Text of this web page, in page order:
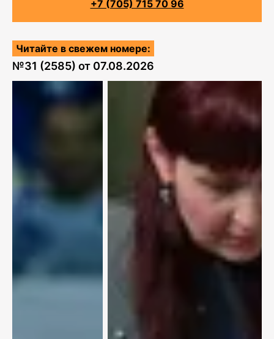
+7 (705) 715 70 96
Читайте в свежем номере:
№31 (2585) от 07.08.2026